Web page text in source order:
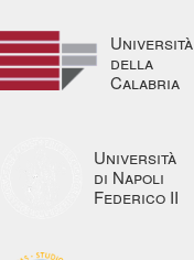
Università
della
Calabria
Università
di Napoli
Federico II